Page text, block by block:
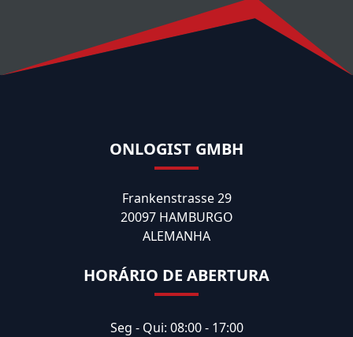
ONLOGIST GMBH
Frankenstrasse 29
20097 HAMBURGO
ALEMANHA
HORÁRIO DE ABERTURA
Seg - Qui: 08:00 - 17:00